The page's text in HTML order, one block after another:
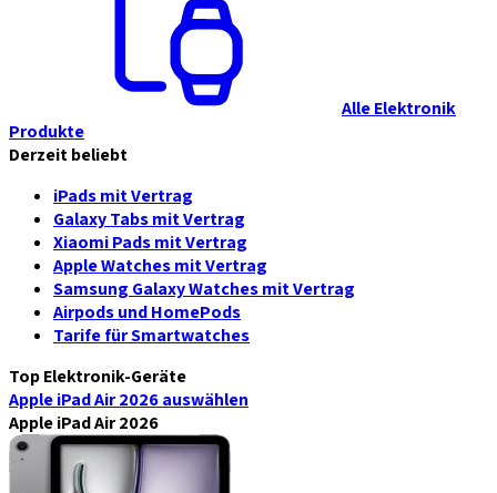
Alle Elektronik
Produkte
Derzeit beliebt
iPads mit Vertrag
Galaxy Tabs mit Vertrag
Xiaomi Pads mit Vertrag
Apple Watches mit Vertrag
Samsung Galaxy Watches mit Vertrag
Airpods und HomePods
Tarife für Smartwatches
Top Elektronik-Geräte
Apple iPad Air 2026auswählen
Apple iPad Air 2026